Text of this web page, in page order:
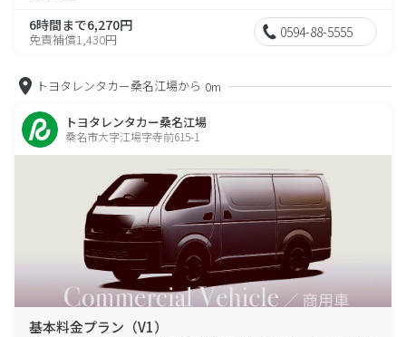
6時間まで6,270円
免責補償1,430円 0594-88-5555
トヨタレンタカー桑名江場から 0m
トヨタレンタカー桑名江場
桑名市大字江場字寺前615-1
基本料金プラン（V1）